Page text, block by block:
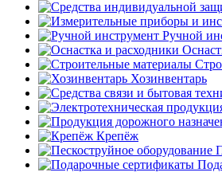
Ручной
Хозинвентарь
Крепёж